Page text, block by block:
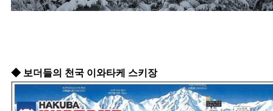
◆ 보더들의 천국 이와타케 스키장